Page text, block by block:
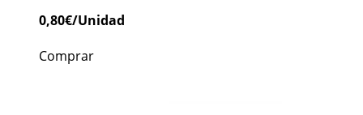
0,80€/Unidad
Comprar